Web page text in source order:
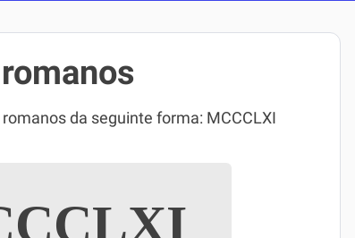
ABNT
da seguinte forma: MCCCLXI